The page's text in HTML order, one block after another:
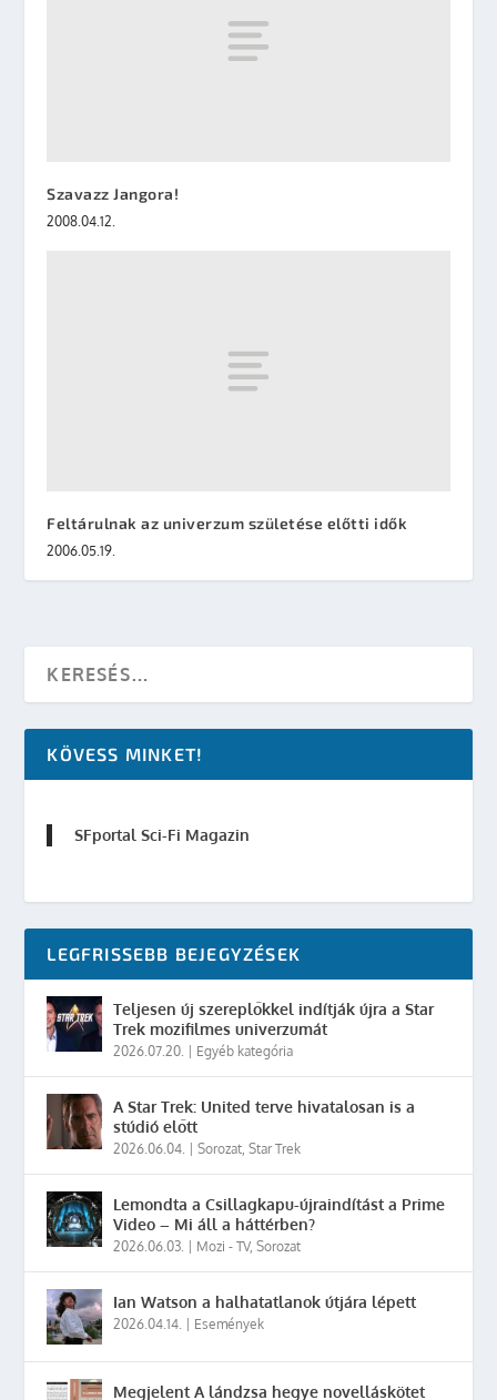
Szavazz Jangora!
2008.04.12.
Feltárulnak az univerzum születése előtti idők
2006.05.19.
KÖVESS MINKET!
SFportal Sci-Fi Magazin
LEGFRISSEBB BEJEGYZÉSEK
Teljesen új szereplőkkel indítják újra a Star
Trek mozifilmes univerzumát
2026.07.20. Egyéb kategória
A Star Trek: United terve hivatalosan is a
stúdió előtt
2026.06.04. |Sorozat,Star Trek
Lemondta a Csillagkapu-újraindítást a Prime
Video – Mi áll a háttérben?
2026.06.03. Mozi - TV,Sorozat
Ian Watson a halhatatlanok útjára lépett
2026.04.14. Események
Megjelent A lándzsa hegye novelláskötet